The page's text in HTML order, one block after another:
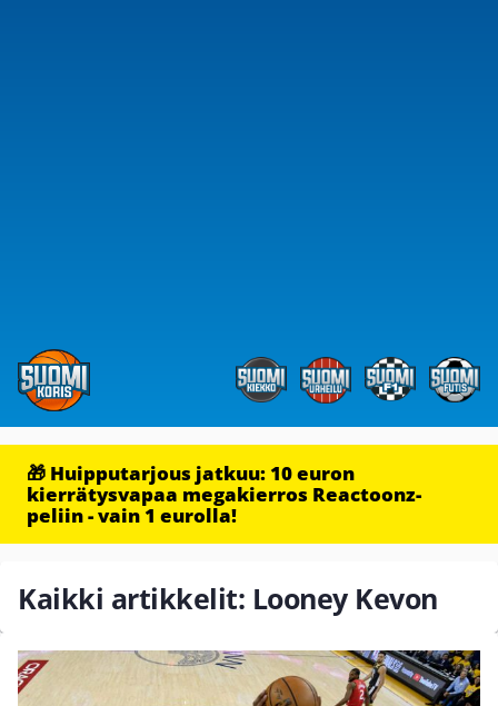
🎁 Huipputarjous jatkuu: 10 euron
kierrätysvapaa megakierros Reactoonz-
peliin - vain 1 eurolla!
Kaikki artikkelit: Looney Kevon